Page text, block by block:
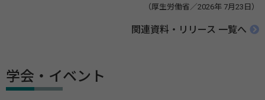
（厚生労働省／2026年 7月23日）
関連資料・リリース 一覧へ
学会・イベント